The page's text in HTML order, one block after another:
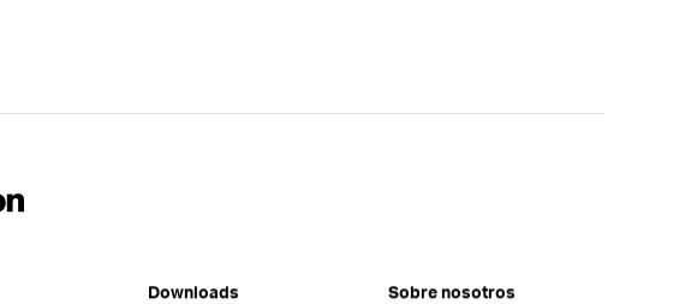
Downloads Sobre nosotros